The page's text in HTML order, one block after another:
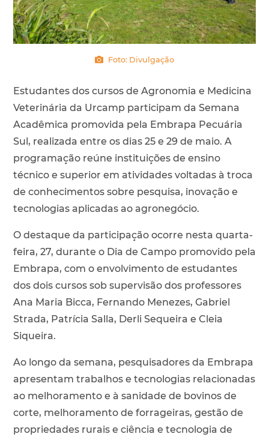
Foto: Divulgação
Estudantes dos cursos de Agronomia e Medicina
Veterinária da Urcamp participam da Semana
Acadêmica promovida pela Embrapa Pecuária
Sul, realizada entre os dias 25 e 29 de maio. A
programação reúne instituições de ensino
técnico e superior em atividades voltadas à troca
de conhecimentos sobre pesquisa, inovação e
tecnologias aplicadas ao agronegócio.
O destaque da participação ocorre nesta quarta-
feira, 27, durante o Dia de Campo promovido pela
Embrapa, com o envolvimento de estudantes
dos dois cursos sob supervisão dos professores
Ana Maria Bicca, Fernando Menezes, Gabriel
Strada, Patrícia Salla, Derli Sequeira e Cleia
Siqueira.
Ao longo da semana, pesquisadores da Embrapa
apresentam trabalhos e tecnologias relacionadas
ao melhoramento e à sanidade de bovinos de
corte, melhoramento de forrageiras, gestão de
propriedades rurais e ciência e tecnologia de